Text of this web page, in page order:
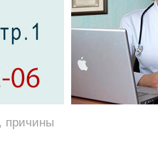
причины